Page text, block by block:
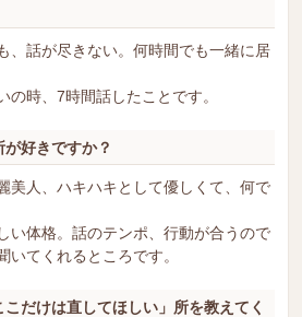
、話が尽きない。何時間でも一緒に居
の時、7時間話したことです。
好きですか？
美人、ハキハキとして優しくて、何で
い体格。話のテンポ、行動が合うので
いてくれるところです。
こだけは直してほしい」所を教えてく